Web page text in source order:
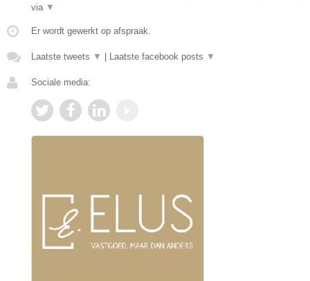
via ▼
Er wordt gewerkt op afspraak.
Laatste tweets ▼ Laatste facebook posts ▼
Sociale media: